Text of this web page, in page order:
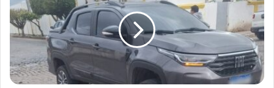
carro
e
moto
registrado
em
Cruz